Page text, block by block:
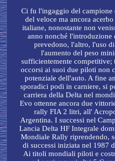
Ci fu l'ingaggio del campione
del veloce ma ancora
italiane, nonostante non
anno nonché
prevedono, l'altro, l'uso
l'aumento del peso
sufficientemente
occorsi ai suoi due piloti non
potenziale dell'auto. A fine
sporadici podi in carniere, si
carriera della Delta nel
Evo ottenne ancora due
rally FIA 2 litri, all'
Argentina. I successi nel
Lancia Delta HF Integrale
Mondiale Rally riprendendo,
di successi iniziata nel 1987
Ai titoli mondiali piloti e